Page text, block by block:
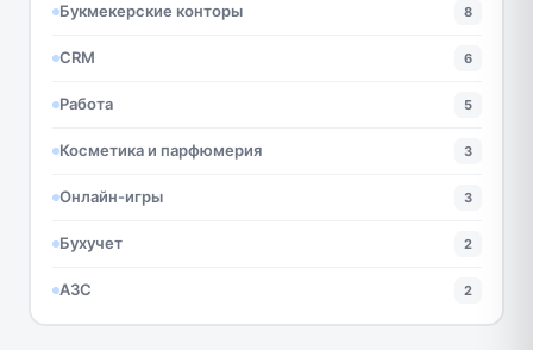
Букмекерские конторы 8
CRM 6
Работа 5
Косметика и парфюмерия 3
Онлайн-игры 3
Бухучет 2
АЗС 2